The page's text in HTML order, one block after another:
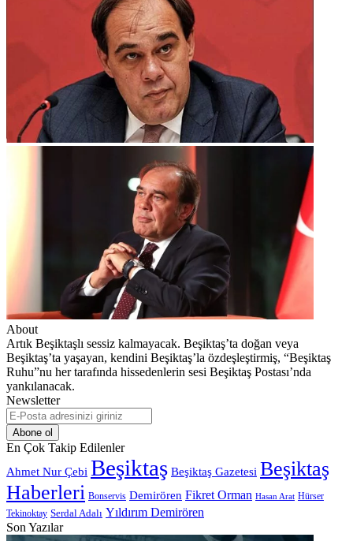
About
Artık Beşiktaşlı sessiz kalmayacak. Beşiktaş’ta doğan veya
Beşiktaş’ta yaşayan, kendini Beşiktaş’la özdeşleştirmiş, “Beşiktaş
Ruhu”nu her tarafında hissedenlerin sesi Beşiktaş Postası’nda
yankılanacak.
Newsletter
E-
Posta
adresinizi
giriniz
En Çok Takip Edilenler
Ahmet Nur Çebi Beşiktaş Beşiktaş Gazetesi Beşiktaş
Haberleri Bonservis Demirören Fikret Orman Hasan Arat Hürser
Tekinoktay Serdal Adalı Yıldırım Demirören
Son Yazılar